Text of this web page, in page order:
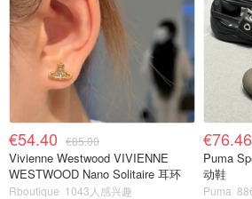
€54.40 €85.00
Vivienne Westwood VIVIENNE
WESTWOOD Nano Solitaire 耳环
Rboutique 1043人感兴趣
€76.46
Puma
动鞋
Puma